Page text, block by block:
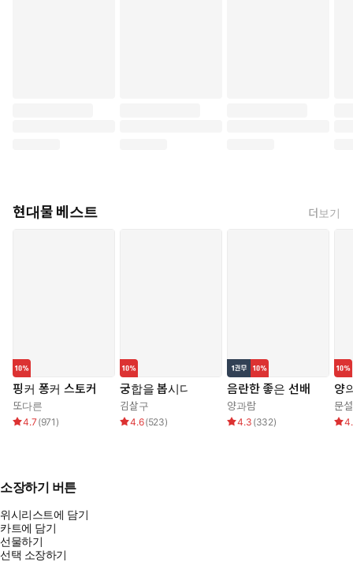
현대물 베스트 더보기
핑커 퐁커 스토커
또다른
4.7 (971 )
궁합을 봅시다
김살구
4.6(523)
음란한 좋은 선배
양과람
4.3 (332)
양
문
소장하기 버튼
위시리스트에 담기
카트에 담기
선물하기
선택 소장하기